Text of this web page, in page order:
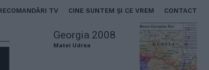
TV CINE SUNTEM ȘI CE VREM CONTACT
Georgia 2008
Matei Udrea